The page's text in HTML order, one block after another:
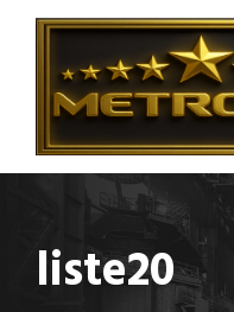
liste20